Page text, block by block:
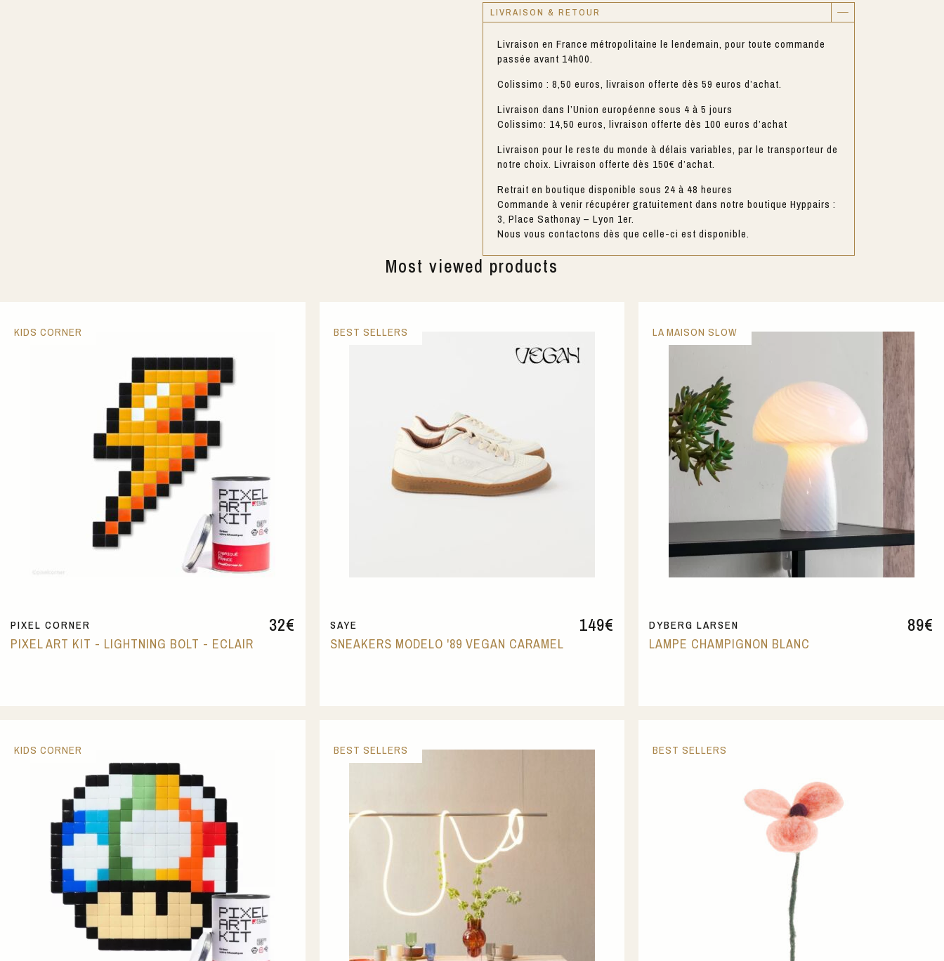
LIVRAISON & RETOUR
Livraison en France métropolitaine le lendemain, pour toute commande
passée avant 14h00.
Colissimo : 8,50 euros, livraison offerte dès 59 euros d’achat.
Livraison dans l’Union européenne sous 4 à 5 jours
Colissimo: 14,50 euros, livraison offerte dès 100 euros d’achat
Livraison pour le reste du monde à délais variables, par le transporteur de
notre choix. Livraison offerte dès 150€ d’achat.
Retrait en boutique disponible sous 24 à 48 heures
Commande à venir récupérer gratuitement dans notre boutique Hyppairs :
3, Place Sathonay – Lyon 1er.
Nous vous contactons dès que celle-ci est disponible.
Most viewed products
32€
PIXEL CORNER
PIXEL ART KIT - LIGHTNING BOLT - ECLAIR
KIDS CORNER
149€
SAYE
SNEAKERS MODELO '89 VEGAN CARAMEL
BEST SELLERS
89€
DYBERG LARSEN
LAMPE CHAMPIGNON BLANC
LA MAISON SLOW
KIDS CORNER BEST SELLERS BEST SELLERS